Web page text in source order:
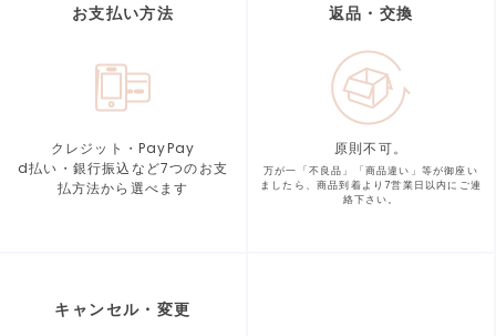
お支払い方法
クレジット・PayPay
d払い・銀行振込など7つのお支
払方法から選べます
返品・交換
原則不可。
万が一「不良品」「商品違い」等が御座い
ましたら、商品到着より7営業日以内にご連
絡下さい。
キャンセル・変更